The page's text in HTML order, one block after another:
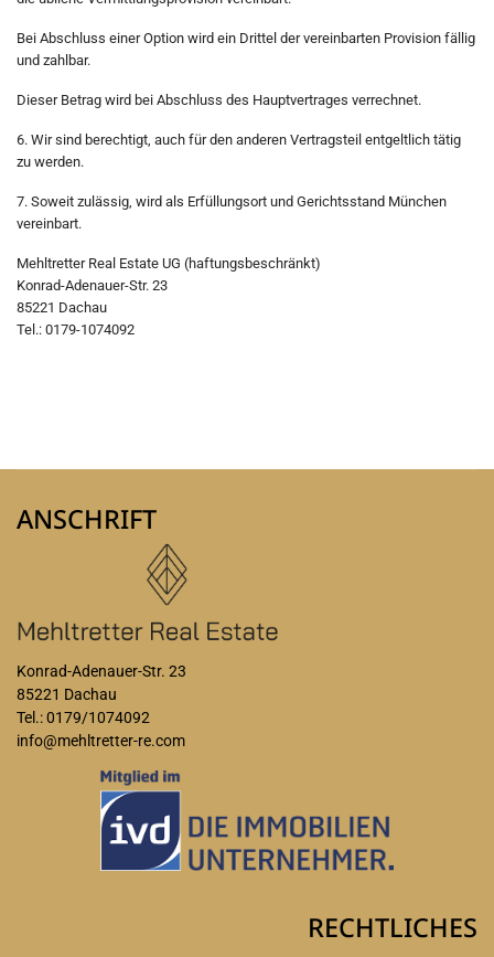
Bei Abschluss einer Option wird ein Drittel der vereinbarten Provision fällig
und zahlbar.
Dieser Betrag wird bei Abschluss des Hauptvertrages verrechnet.
6. Wir sind berechtigt, auch für den anderen Vertragsteil entgeltlich tätig
zu werden.
7. Soweit zulässig, wird als Erfüllungsort und Gerichtsstand München
vereinbart.
Mehltretter Real Estate UG (haftungsbeschränkt)
Konrad-Adenauer-Str. 23
85221 Dachau
Tel.: 0179-1074092
ANSCHRIFT
Konrad-Adenauer-Str. 23
85221 Dachau
Tel.: 0179/1074092
info@mehltretter-re.com
RECHTLICHES